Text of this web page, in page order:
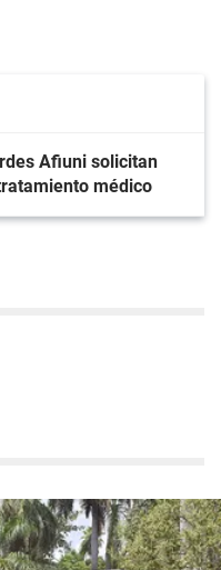
Afiuni solicitan
médico